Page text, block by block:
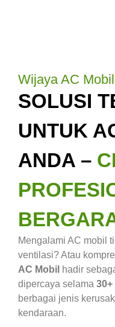
Wijaya AC Mobil
SOLUSI
UNTUK
ANDA –
Mengalami AC mobil
ventilasi? Atau
AC Mobil hadir
dipercaya selama
berbagai jenis
kendaraan.